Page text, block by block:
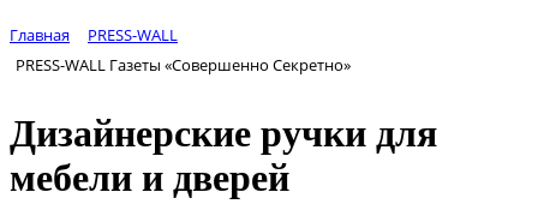
Главная
PRESS-WALL
PRESS-WALL Газеты «Совершенно Секретно»
Дизайнерские ручки для
мебели и дверей